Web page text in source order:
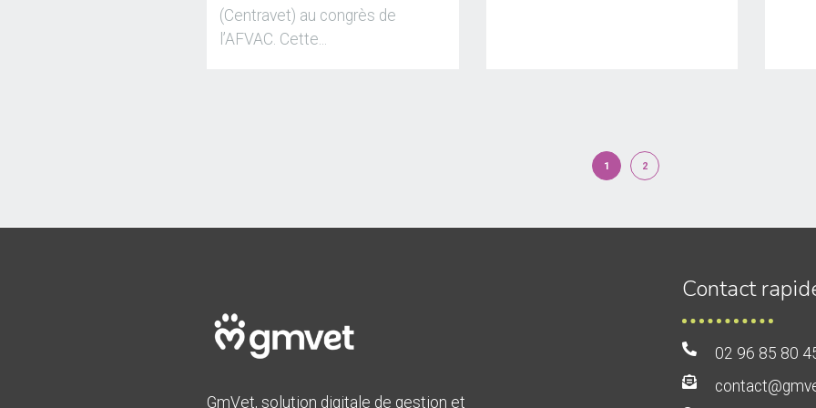
(Centravet) au congrès de
l’AFVAC. Cette...
1 2
GmVet, solution digitale de gestion et
Contact
02 96 85 80